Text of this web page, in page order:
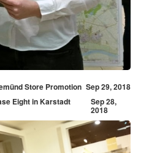
Store Promotion Sep 29, 2018
Eight in Karstadt
Sep 28,
2018